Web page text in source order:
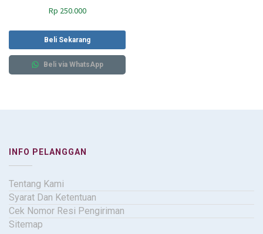
Rp 250.000
Beli Sekarang
Beli via WhatsApp
INFO PELANGGAN
Tentang Kami
Syarat Dan Ketentuan
Cek Nomor Resi Pengiriman
Sitemap